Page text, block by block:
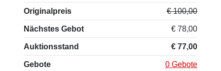
Originalpreis € 100,00
Nächstes Gebot € 78,00
Auktionsstand € 77,00
Gebote 0 Gebote